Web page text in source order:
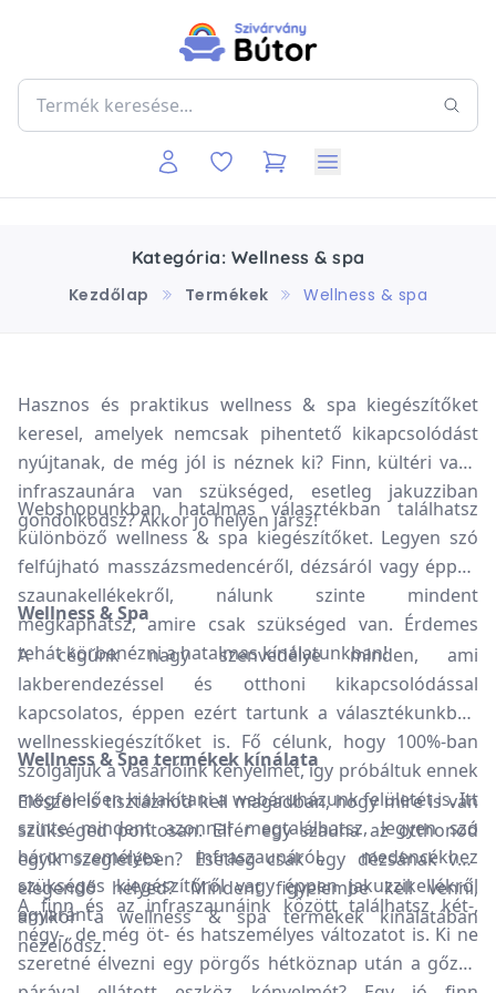
Kategória: Wellness & spa
Kezdőlap
Termékek Wellness & spa
Hasznos és praktikus wellness & spa kiegészítőket
keresel, amelyek nemcsak pihentető kikapcsolódást
nyújtanak, de még jól is néznek ki? Finn, kültéri vagy
infraszaunára van szükséged, esetleg jakuzziban
gondolkodsz? Akkor jó helyen jársz!
Webshopunkban hatalmas választékban találhatsz
különböző wellness & spa kiegészítőket. Legyen szó
felfújható masszázsmedencéről, dézsáról vagy éppen
szaunakellékekről, nálunk szinte mindent
megkaphatsz, amire csak szükséged van. Érdemes
tehát körbenézni a hatalmas kínálatunkban!
Wellness & Spa
A cégünk nagy szenvedélye minden, ami
lakberendezéssel és otthoni kikapcsolódással
kapcsolatos, éppen ezért tartunk a választékunkban
wellnesskiegészítőket is. Fő célunk, hogy 100%-ban
szolgáljuk a vásárlóink kényelmét, így próbáltuk ennek
megfelelően kialakítani a webáruházunk felületét is. Itt
szinte mindent azonnal megtalálhatsz, legyen szó
háromszemélyes infraszaunáról, medencékhez
szükséges kiegészítőről vagy éppen jakuzzikellékről
egyaránt.
Wellness & Spa termékek kínálata
Először is tisztáznod kell magadban, hogy mire is van
szükséged pontosan. Elfér egy szauna az otthonod
egyik szegletében? Esetleg csak egy dézsának van
elegendő helyed? Mindent figyelembe kell venni,
amikor a wellness & spa termékek kínálatában
nézelődsz.
A finn és az infraszaunáink között találhatsz két-,
négy-, de még öt- és hatszemélyes változatot is. Ki ne
szeretné élvezni egy pörgős hétköznap után a gőzös